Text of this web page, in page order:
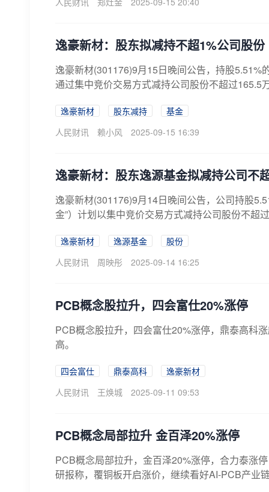
逸豪新材：股东拟减持不超1%公司股份
逸豪新材(301176)9月15日晚间公告，持股5.51%
通过集中竞价交易方式减持公司股份不超过165.5
逸豪新材 股东减持
基金
人民财讯
赖小风 2025-09-15 16:39
逸豪新材：股东逸源基金拟减持公司不
逸豪新材(301176)9月14日晚间公告，公司持股
金”）计划以集中竞价交易方式减持公司股份不超
逸豪新材 逸源基金
股份
人民财讯
周映彤 2025-09-14 16:25
PCB概念股拉升，四会富仕20%涨停
PCB概念股拉升，四会富仕20%涨停，鼎泰高科
高。
四会富仕 鼎泰高科
逸豪新材
人民财讯
王焕城 2025-09-11 09:53
PCB概念局部拉升 金百泽20%涨停
PCB概念局部拉升，金百泽20%涨停，合力泰涨
研报称，覆铜板开启涨价，继续看好AI-PCB产业